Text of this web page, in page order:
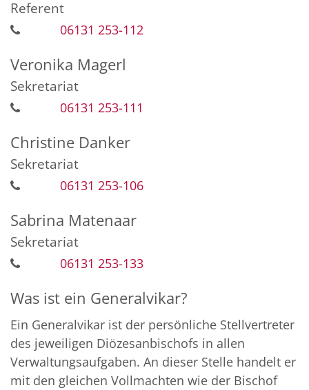
Referent
06131 253-112
Veronika Magerl
Sekretariat
06131 253-111
Christine Danker
Sekretariat
06131 253-106
Sabrina Matenaar
Sekretariat
06131 253-133
Was ist ein Generalvikar?
Ein Generalvikar ist der persönliche Stellvertreter
des jeweiligen Diözesanbischofs in allen
Verwaltungsaufgaben. An dieser Stelle handelt er
mit den gleichen Vollmachten wie der Bischof